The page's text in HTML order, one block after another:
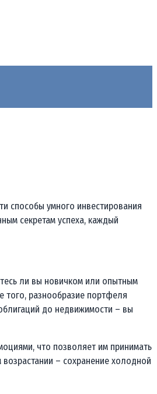
способы умного инвестирования
секретам успеха, каждый
ли вы новичком или опытным
того, разнообразие портфеля
до недвижимости – вы
что позволяет им принимать
– сохранение холодной